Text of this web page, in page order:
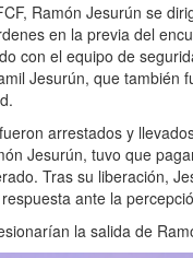
Ramón Jesurún se
en la previa del
con el equipo de
Jesurún, que también
arrestados y
Jesurún, tuvo que
Tras su liberación,
ante la
la salida de